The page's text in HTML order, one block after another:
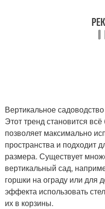
Вертикальное садоводство
Этот тренд становится
позволяет максимально
пространства и подходит
размера. Существует
вертикальный сад,
горшки на ограду или для
эффекта использовать
их в корзины.